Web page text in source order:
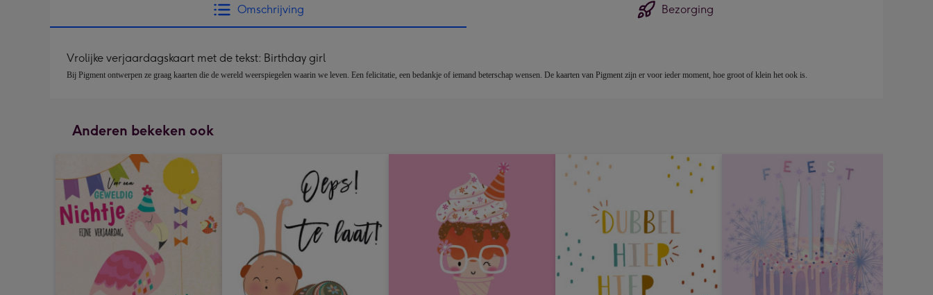
Omschrijving Bezorging
Vrolijke verjaardagskaart met de tekst: Birthday girl
Bij Pigment ontwerpen ze graag kaarten die de wereld weerspiegelen waarin we leven. Een felicitatie, een bedankje of iemand beterschap wensen. De kaarten van Pigment zijn er voor ieder moment, hoe groot of klein het ook is.
Anderen bekeken ook